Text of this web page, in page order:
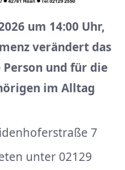
um 14:00 Uhr,
verändert das
und für die
im Alltag
7
unter 02129